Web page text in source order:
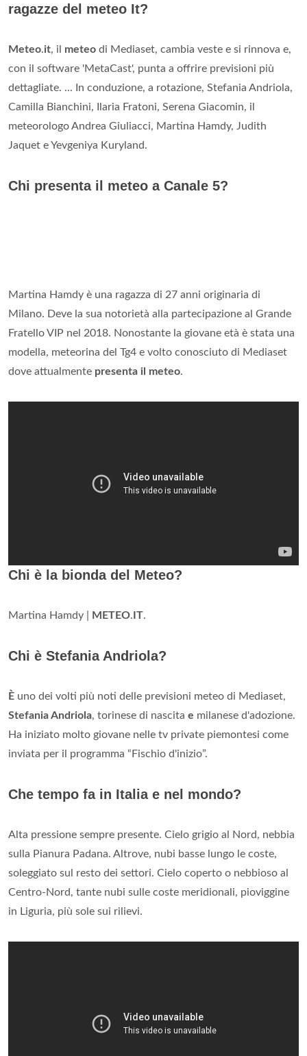
ragazze del meteo It?
Meteo.it, il meteo di Mediaset, cambia veste e si rinnova e,
con il software 'MetaCast', punta a offrire previsioni più
dettagliate. ... In conduzione, a rotazione, Stefania Andriola,
Camilla Bianchini, Ilaria Fratoni, Serena Giacomin, il
meteorologo Andrea Giuliacci, Martina Hamdy, Judith
Jaquet e Yevgeniya Kuryland.
Chi presenta il meteo a Canale 5?
Martina Hamdy è una ragazza di 27 anni originaria di
Milano. Deve la sua notorietà alla partecipazione al Grande
Fratello VIP nel 2018. Nonostante la giovane età è stata una
modella, meteorina del Tg4 e volto conosciuto di Mediaset
dove attualmente presenta il meteo.
Chi è la bionda del Meteo?
Martina Hamdy | METEO. IT.
Chi è Stefania Andriola?
È uno dei volti più noti delle previsioni meteo di Mediaset,
Stefania Andriola, torinese di nascita e milanese d'adozione.
Ha iniziato molto giovane nelle tv private piemontesi come
inviata per il programma “Fischio d'inizio”.
Che tempo fa in Italia e nel mondo?
Alta pressione sempre presente. Cielo grigio al Nord, nebbia
sulla Pianura Padana. Altrove, nubi basse lungo le coste,
soleggiato sul resto dei settori. Cielo coperto o nebbioso al
Centro-Nord, tante nubi sulle coste meridionali, pioviggine
in Liguria, più sole sui rilievi.